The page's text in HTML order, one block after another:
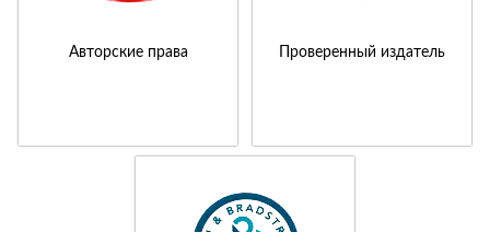
Авторские права Проверенный издатель